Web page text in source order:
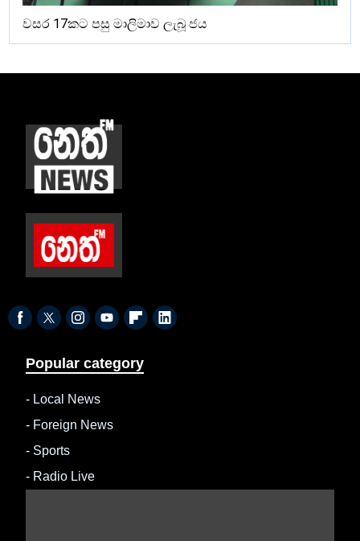
වසර 17කට පසු මාලිමාව ලැබූ ජය
Popular category
- Local News
- Foreign News
- Sports
- Radio Live